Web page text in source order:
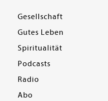
Gesellschaft
Gutes Leben
Spiritualität
Podcasts
Radio
Abo